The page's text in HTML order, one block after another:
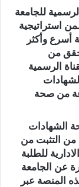
للجامعة
استراتيجية
أسرع وأكثر
من
الرسمية
من صحة
الشهادات
التثبت من
للطلبة
عن الجامعة
المنصة عبر